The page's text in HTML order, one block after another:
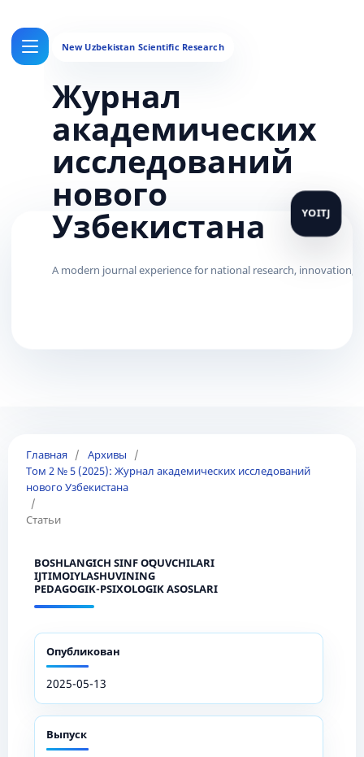
Журнал
академических
исследований
нового
Узбекистана
Главная / Архивы
/
Том 2 № 5 (2025): Журнал академических исследований
нового Узбекистана
/
Статьи
BOSHLANGʻICH SINF OʻQUVCHILARI
IJTIMOIYLASHUVINING
PEDAGOGIK-PSIXOLOGIK ASOSLARI
Опубликован
2025-05-13
Выпуск